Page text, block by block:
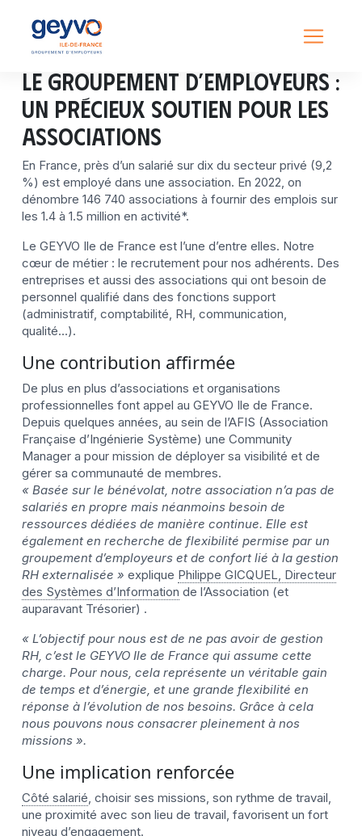
Le Groupement d’employeurs :
un précieux soutien pour les
Associations
En France, près d’un salarié sur dix du secteur privé (9,2
%) est employé dans une association. En 2022, on
dénombre 146 740 associations à fournir des emplois sur
les 1.4 à 1.5 million en activité*.
Le GEYVO Ile de France est l’une d’entre elles. Notre
cœur de métier : le recrutement pour nos adhérents. Des
entreprises et aussi des associations qui ont besoin de
personnel qualifié dans des fonctions support
(administratif, comptabilité, RH, communication,
qualité…).
Une contribution affirmée
De plus en plus d’associations et organisations
professionnelles font appel au GEYVO Ile de France.
Depuis quelques années, au sein de l’AFIS (Association
Française d’Ingénierie Système) une Community
Manager a pour mission de déployer sa visibilité et de
gérer sa communauté de membres.
« Basée sur le bénévolat, notre association n’a pas de
salariés en propre mais néanmoins besoin de
ressources dédiées de manière continue. Elle est
également en recherche de flexibilité permise par un
groupement d’employeurs et de confort lié à la gestion
RH externalisée » explique Philippe GICQUEL, Directeur
des Systèmes d’Information de l’Association (et
auparavant Trésorier) .
« L’objectif pour nous est de ne pas avoir de gestion
RH, c’est le GEYVO Ile de France qui assume cette
charge. Pour nous, cela représente un véritable gain
de temps et d’énergie, et une grande flexibilité en
réponse à l’évolution de nos besoins. Grâce à cela
nous pouvons nous consacrer pleinement à nos
missions ».
Une implication renforcée
Côté salarié, choisir ses missions, son rythme de travail,
une proximité avec son lieu de travail, favorisent un fort
niveau d’engagement.